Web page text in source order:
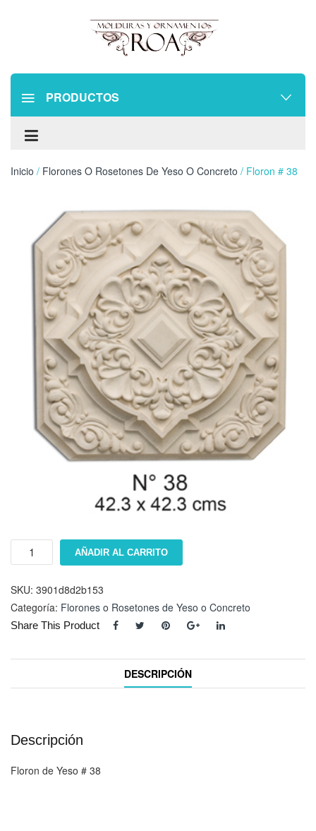
PRODUCTOS
Inicio / Florones O Rosetones De Yeso O Concreto / Floron # 38
Floron
cantidad
AÑADIR AL CARRITO
SKU: 3901d8d2b153
Categoría: Florones o Rosetones de Yeso o Concreto
Share This Product
DESCRIPCIÓN
Descripción
Floron de Yeso # 38